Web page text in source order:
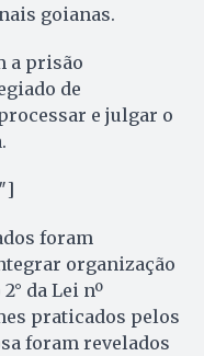
goianas.
a prisão
de
e julgar o
foram
organização
da Lei nº
praticados pelos
foram revelados